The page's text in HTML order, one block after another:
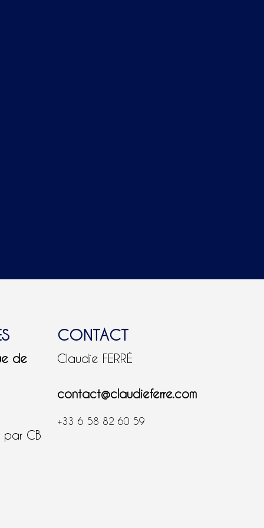
de
par CB
CONTACT
Claudie FERRÉ
contact@claudieferre.com
+33 6 58 82 60 59